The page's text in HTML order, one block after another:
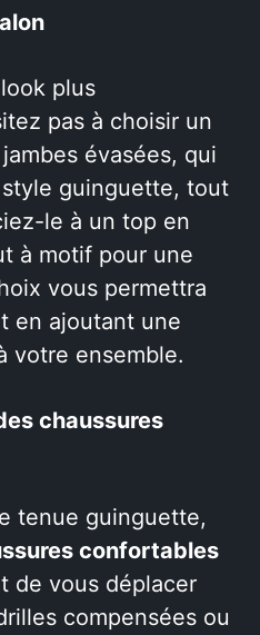
plus
pas à choisir un
évasées, qui
guinguette, tout
le à un top en
à motif pour une
vous permettra
en ajoutant une
votre ensemble.
chaussures
tenue guinguette,
confortables
de vous déplacer
compensées ou